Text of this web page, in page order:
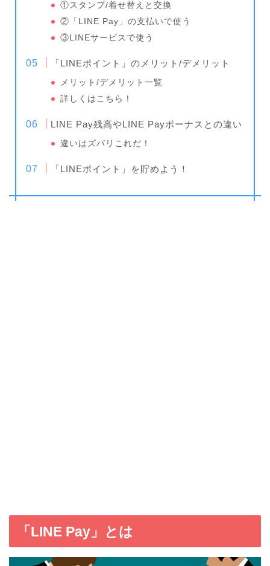
①スタンプ/着せ替えと交換
②「LINE Pay」の支払いで使う
③LINEサービスで使う
「LINEポイント」のメリット/デメリット
メリット/デメリット一覧
詳しくはこちら！
LINE Pay残高やLINE Payボーナスとの違い
違いはズバリこれだ！
「LINEポイント」を貯めよう！
「LINE Pay」とは